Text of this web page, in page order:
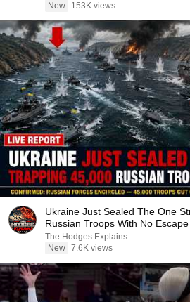
New
153K views
Ukraine Just Sealed The One
Russian Troops With No Escape
The Hodges Explains
New 7.6K views